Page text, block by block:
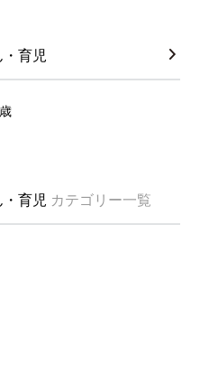
育児
育児 カテゴリー一覧